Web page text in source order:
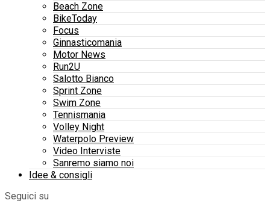
Beach Zone
BikeToday
Focus
Ginnasticomania
Motor News
Run2U
Salotto Bianco
Sprint Zone
Swim Zone
Tennismania
Volley Night
Waterpolo Preview
Video Interviste
Sanremo siamo noi
Idee & consigli
Seguici su